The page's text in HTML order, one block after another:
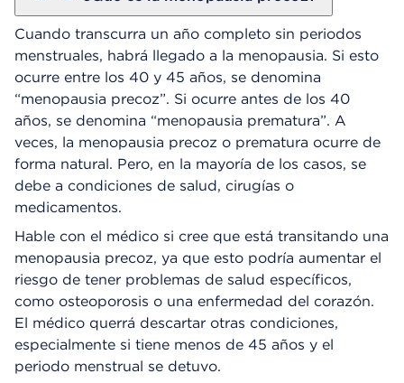
Cuando transcurra un año completo sin periodos
menstruales, habrá llegado a la menopausia. Si esto
ocurre entre los 40 y 45 años, se denomina
“menopausia precoz”. Si ocurre antes de los 40
años, se denomina “menopausia prematura”. A
veces, la menopausia precoz o prematura ocurre de
forma natural. Pero, en la mayoría de los casos, se
debe a condiciones de salud, cirugías o
medicamentos.
Hable con el médico si cree que está transitando una
menopausia precoz, ya que esto podría aumentar el
riesgo de tener problemas de salud específicos,
como osteoporosis o una enfermedad del corazón.
El médico querrá descartar otras condiciones,
especialmente si tiene menos de 45 años y el
periodo menstrual se detuvo.